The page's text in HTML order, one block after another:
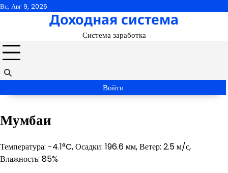
Перейти
Вс, Авг 9, 2026
Доходная система
Система заработка
Войти
Мумбаи
Температура: -4.1°C, Осадки: 196.6 мм, Ветер: 2.5 м/с,
Влажность: 85%